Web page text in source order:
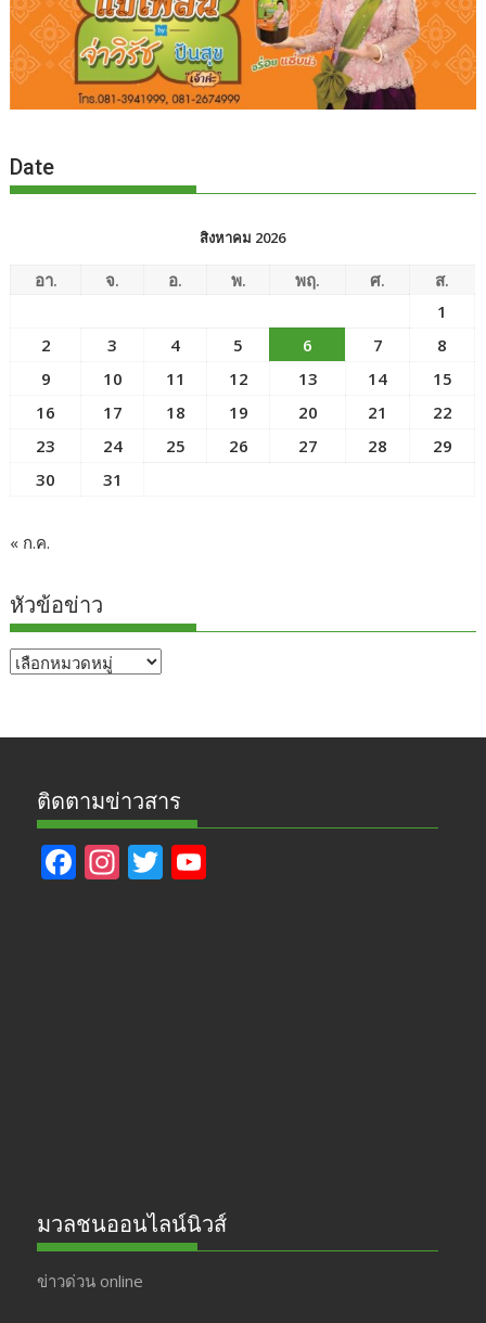
Date
สิงหาคม 2026
อา. จ. อ. พ. พฤ. ศ.
ส.
1
2
3 4 5 6 7
8
9
10 11 12 13 14
15
16
17 18 19 20 21
22
23
24 25 26 27 28
29
30
31
« ก.ค.
หัวข้อข่าว
หัวข้อ
ติดตามข่าวสาร
F In T
มวลชนออนไลน์นิวส์
ข่าวด่วน online